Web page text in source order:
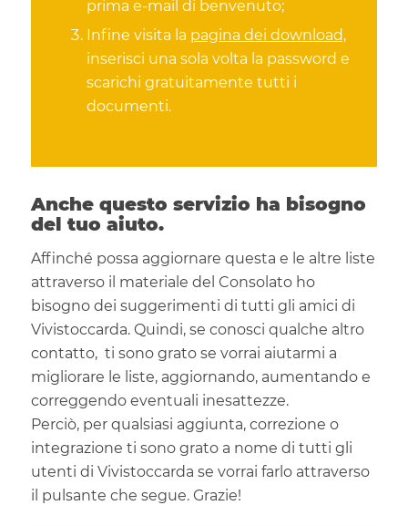
prima e-mail di benvenuto;
Infine visita la pagina dei download,
inserisci una sola volta la password e
scarichi gratuitamente tutti i
documenti.
Anche questo servizio ha bisogno
del tuo aiuto.
Affinché possa aggiornare questa e le altre liste
attraverso il materiale del Consolato ho
bisogno dei suggerimenti di tutti gli amici di
Vivistoccarda. Quindi, se conosci qualche altro
contatto, ti sono grato se vorrai aiutarmi a
migliorare le liste, aggiornando, aumentando e
correggendo eventuali inesattezze.
Perciò, per qualsiasi aggiunta, correzione o
integrazione ti sono grato a nome di tutti gli
utenti di Vivistoccarda se vorrai farlo attraverso
il pulsante che segue. Grazie!